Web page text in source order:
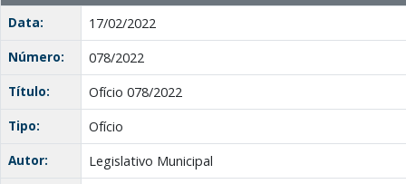
Data:
17/02/2022
Número:
078/2022
Título:
Ofício 078/2022
Tipo:
Ofício
Autor:
Legislativo Municipal